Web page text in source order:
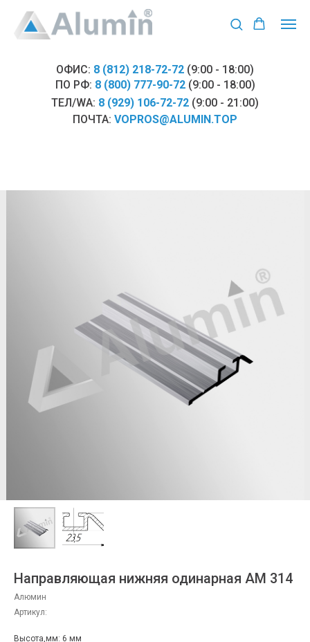
ОФИС: 8 (812) 218-72-72 (9:00 - 18:00)
ПО РФ: 8 (800) 777-90-72 (9:00 - 18:00)
ТЕЛ/WA: 8 (929) 106-72-72 (9:00 - 21:00)
ПОЧТА: VOPROS@ALUMIN.TOP
Направляющая нижняя одинарная АМ 314
Алюмин
Артикул:
Высота,мм: 6 мм